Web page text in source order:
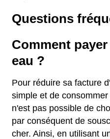
Questions
Comment
eau ?
Pour réduire sa facture
simple et de
n'est pas possible de
par conséquent de
cher. Ainsi, en utilisant